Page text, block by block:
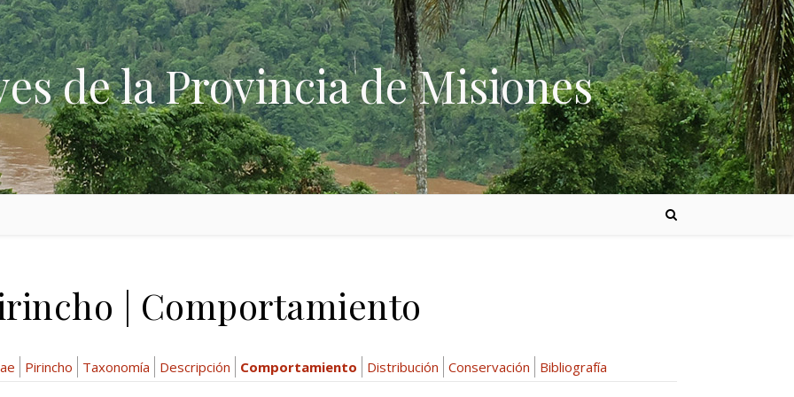
de la Provincia de Misiones
| Comportamiento
Pirincho Taxonomía Descripción Comportamiento Distribución Conservación Bibliografía